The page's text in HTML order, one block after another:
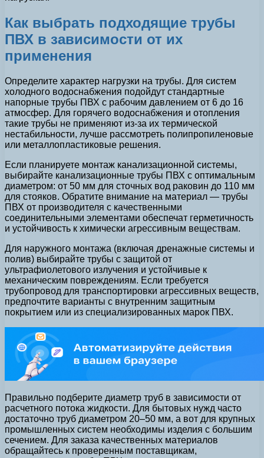
Как выбрать подходящие трубы
ПВХ в зависимости от их
применения
Определите характер нагрузки на трубы. Для систем
холодного водоснабжения подойдут стандартные
напорные трубы ПВХ с рабочим давлением от 6 до 16
атмосфер. Для горячего водоснабжения и отопления
такие трубы не применяют из-за их термической
нестабильности, лучше рассмотреть полипропиленовые
или металлопластиковые решения.
Если планируете монтаж канализационной системы,
выбирайте канализационные трубы ПВХ с оптимальным
диаметром: от 50 мм для сточных вод раковин до 110 мм
для стояков. Обратите внимание на материал — трубы
ПВХ от производителя с качественными
соединительными элементами обеспечат герметичность
и устойчивость к химически агрессивным веществам.
Для наружного монтажа (включая дренажные системы и
полив) выбирайте трубы с защитой от
ультрафиолетового излучения и устойчивые к
механическим повреждениям. Если требуется
трубопровод для транспортировки агрессивных веществ,
предпочтите варианты с внутренним защитным
покрытием или из специализированных марок ПВХ.
Правильно подберите диаметр труб в зависимости от
расчетного потока жидкости. Для бытовых нужд часто
достаточно труб диаметром 20–50 мм, а вот для крупных
промышленных систем необходимы изделия с большим
сечением. Для заказа качественных материалов
обращайтесь к проверенным поставщикам,